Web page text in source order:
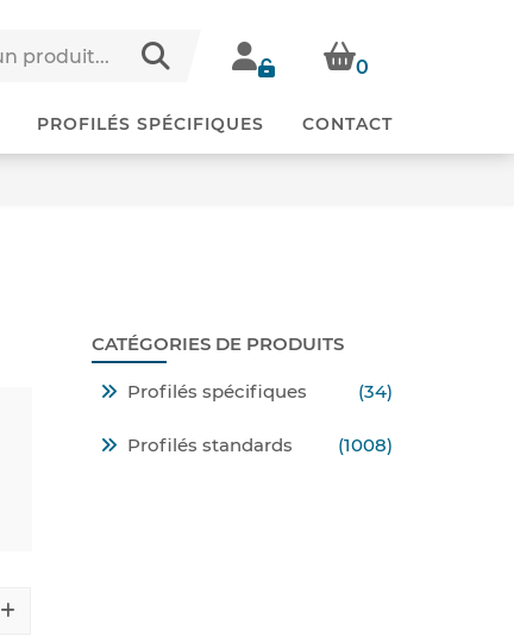
0
PROFILÉS SPÉCIFIQUES CONTACT
CATÉGORIES DE PRODUITS
Profilés spécifiques (34)
Profilés standards (1008)